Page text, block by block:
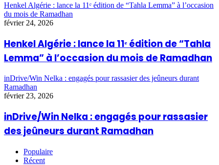
Henkel Algérie : lance la 11ᵉ édition de “Tahla Lemma” à l’occasion
du mois de Ramadhan
février 24, 2026
Henkel Algérie : lance la 11ᵉ édition de “Tahla
Lemma” à l’occasion du mois de Ramadhan
inDrive/Win Nelka : engagés pour rassasier des jeûneurs durant
Ramadhan
février 23, 2026
inDrive/Win Nelka : engagés pour rassasier
des jeûneurs durant Ramadhan
Populaire
Récent